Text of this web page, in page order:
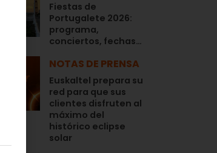
Fiestas de
Portugalete 2026:
programa,
conciertos, fechas…
NOTAS DE PRENSA
Euskaltel prepara su
red para que sus
clientes disfruten al
máximo del
histórico eclipse
solar